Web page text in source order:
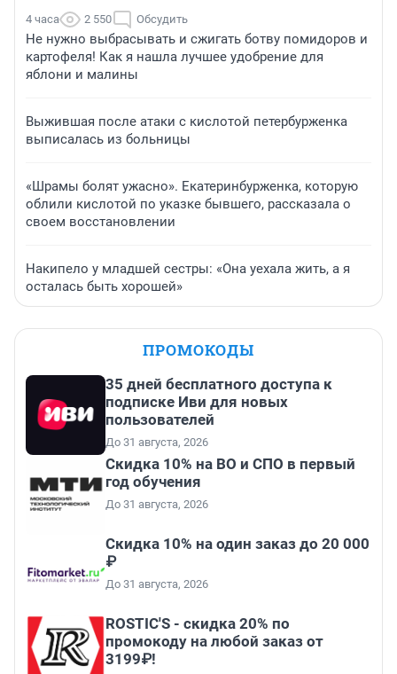
4 часа 2 550 Обсудить
Не нужно выбрасывать и сжигать ботву помидоров и
картофеля! Как я нашла лучшее удобрение для
яблони и малины
Выжившая после атаки с кислотой петербурженка
выписалась из больницы
«Шрамы болят ужасно». Екатеринбурженка, которую
облили кислотой по указке бывшего, рассказала о
своем восстановлении
Накипело у младшей сестры: «Она уехала жить, а я
осталась быть хорошей»
ПРОМОКОДЫ
35 дней бесплатного доступа к
подписке Иви для новых
пользователей
До 31 августа, 2026
Скидка 10% на ВО и СПО в первый
год обучения
До 31 августа, 2026
Скидка 10% на один заказ до 20 000
₽
До 31 августа, 2026
ROSTIC'S - скидка 20% по
промокоду на любой заказ от
3199₽!